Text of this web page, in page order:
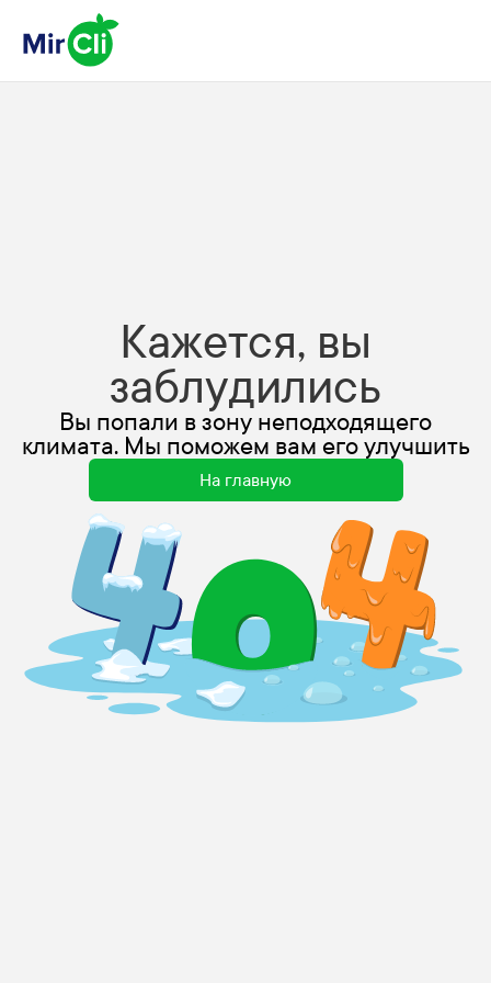
Кажется, вы
заблудились
Вы попали в зону неподходящего
климата. Мы поможем вам его улучшить
На главную